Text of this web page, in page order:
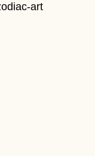
art